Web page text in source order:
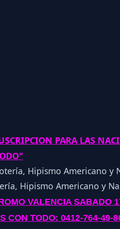
PARA LAS
Hipismo Americano y
VALENCIA SABADO
CON TODO: 0412-764-49-